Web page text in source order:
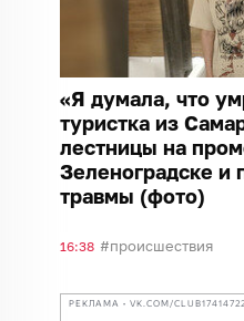
«Я думала, что
туристка из
лестницы на
Зеленоградске и
травмы (фото)
16:38 происшествия
РЕКЛАМА • VK.COM/